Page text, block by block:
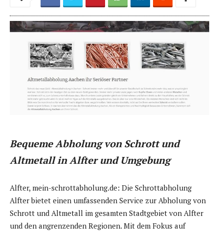
Bequeme Abholung von Schrott und
Altmetall in Alfter und Umgebung
Alfter, mein-schrottabholung.de: Die Schrottabholung
Alfter bietet einen umfassenden Service zur Abholung von
Schrott und Altmetall im gesamten Stadtgebiet von Alfter
und den angrenzenden Regionen. Mit dem Fokus auf